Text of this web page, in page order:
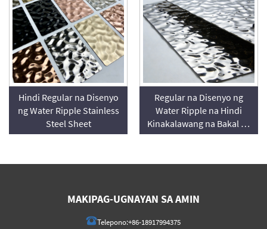
Hindi Regular na Disenyo
ng Water Ripple Stainless
Steel Sheet
Regular na Disenyo ng
Water Ripple na Hindi
Kinakalawang na Bakal na
Sheet
MAKIPAG-UGNAYAN SA AMIN
Telepono:+86-18917994375